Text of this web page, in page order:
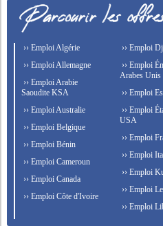
›› Emploi Algérie
›› Emploi Allemagne
›› Emploi Arabie
Saoudite KSA
›› Emploi Australie
›› Emploi Belgique
›› Emploi Bénin
›› Emploi Cameroun
›› Emploi Canada
›› Emploi Côte d'Ivoire
›› Emploi
›› Emploi
Arabes
›› Emploi
›› Emploi
USA
›› Emploi
›› Emploi
›› Emploi
›› Emploi
›› Emploi